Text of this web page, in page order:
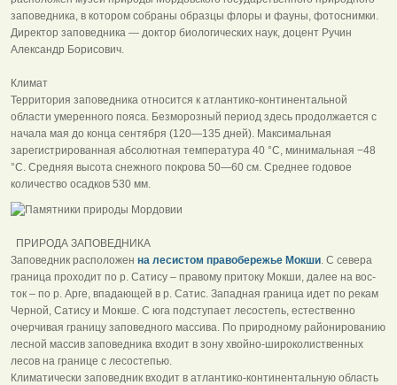
заповедника, в котором собраны образцы флоры и фауны, фотоснимки.
Директор заповедника — доктор биологических наук, доцент Ручин
Александр Борисович.
Климат
Территория заповедника относится к атлантико-континентальной
области умеренного пояса. Безморозный период здесь продолжается с
начала мая до конца сентября (120—135 дней). Максимальная
зарегистрированная абсолютная температура 40 °C, минимальная −48
°C. Средняя высота снежного покрова 50—60 см. Среднее годовое
количество осадков 530 мм.
ПРИРОДА ЗАПОВЕДНИКА
Заповедник расположен на лесистом правобе­режье Мокши. С севера
граница проходит по р. Сатису – правому притоку Мокши, далее на вос­
ток – по р. Арге, впадающей в р. Сатис. Западная граница идет по рекам
Черной, Сатису и Мокше. С юга подступает лесостепь, естественно
очерчивая границу заповедного массива. По природному районированию
лесной массив заповедника входит в зону хвойно-широколиственных
лесов на границе с лесостепью.
Климатически заповедник входит в атлантико-континентальную область